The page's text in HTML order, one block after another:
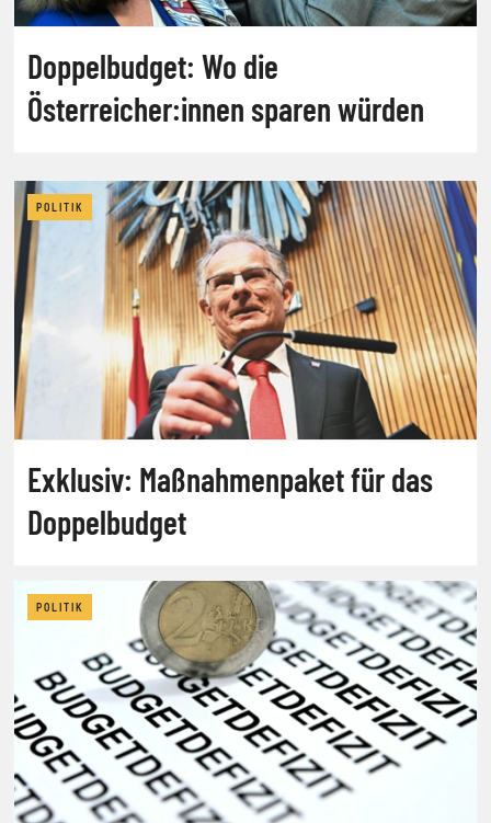
Doppelbudget: Wo die
Österreicher:innen sparen würden
POLITIK
Exklusiv: Maßnahmenpaket für das
Doppelbudget
POLITIK